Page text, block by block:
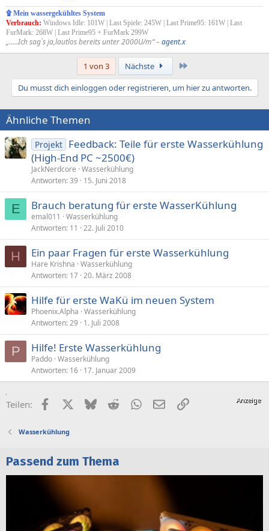
۩ Mein wassergekühltes System
Verbrauch: Windows Idle: 101W | Last Spiele: 245W | Last Prime95: 161W | Last
FurMark: 268W | Last Prime95 + FurMark 299W
„.....Ich sag´s ja,lautlos bereits unter 2000U/m“ –agent.x
1 von 3 Nächste
Du musst dich einloggen oder registrieren, um hier zu antworten.
Ähnliche Themen
Projekt Feedback: Teile für erste Wasserkühlung
(High-End PC ~2500€)
JackNerdcore Wasserkühlung
Antworten 39 15. Juni 2018
E Brauch beratung für erste WasserKühlung
emal011
Wasserkühlung
Antworten 11 22. Juli 2010
H Ein paar Fragen für erste Wasserkühlung
Hare Krishna Wasserkühlung
Antworten 17 20. März 2008
Hilfe für erste WaKü im neuen System
Phoenix.Alpha Wasserkühlung
Antworten 29 1. Juli 2008
P Hilfe! Erste Wasserkühlung
Paddo Wasserkühlung
Antworten 16 17. Januar 2009
Teilen: FacebookX (Twitter)
BlueskyRedditWhatsApp
E-MailLink
Wasserkühlung
Passend zum Thema